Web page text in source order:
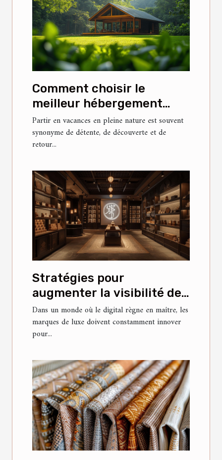
Comment choisir le
meilleur hébergement
pour vos vacances en
nature ?
Partir en vacances en pleine nature est souvent
synonyme de détente, de découverte et de
retour...
Stratégies pour
augmenter la visibilité des
marques de luxe sur les
réseaux sociaux chinois
Dans un monde où le digital règne en maître, les
marques de luxe doivent constamment innover
pour...